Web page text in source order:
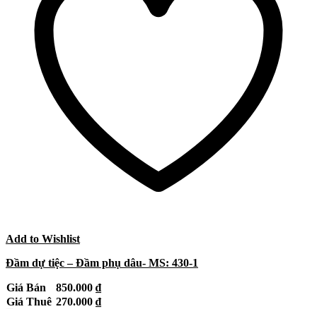
Add to Wishlist
Đầm dự tiệc – Đầm phụ dâu- MS: 430-1
Giá Bán 850.000 ₫
Giá Thuê 270.000 ₫